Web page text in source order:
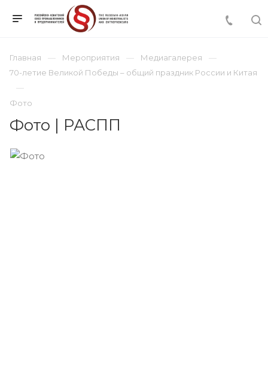
Главная Мероприятия
Медиагалерея
70-летие Великой Победы – общий праздник России и Китая
Фото
Фото | РАСПП